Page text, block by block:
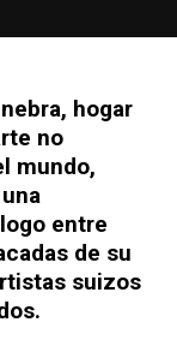
hogar
no
mundo,
entre
de su
suizos